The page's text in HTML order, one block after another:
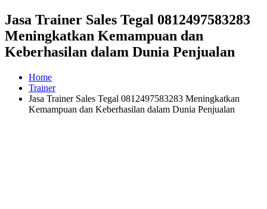
Jasa Trainer Sales Tegal 0812497583283
Meningkatkan Kemampuan dan
Keberhasilan dalam Dunia Penjualan
Home
Trainer
Jasa Trainer Sales Tegal 0812497583283 Meningkatkan
Kemampuan dan Keberhasilan dalam Dunia Penjualan